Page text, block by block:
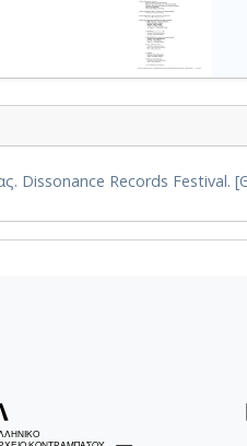
Records Festival.